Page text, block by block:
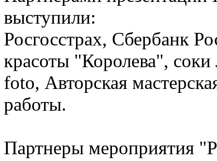
выступили:
Росгосстрах, Сбербанк
красоты "Королева",
foto, Авторская
работы.
Партнеры